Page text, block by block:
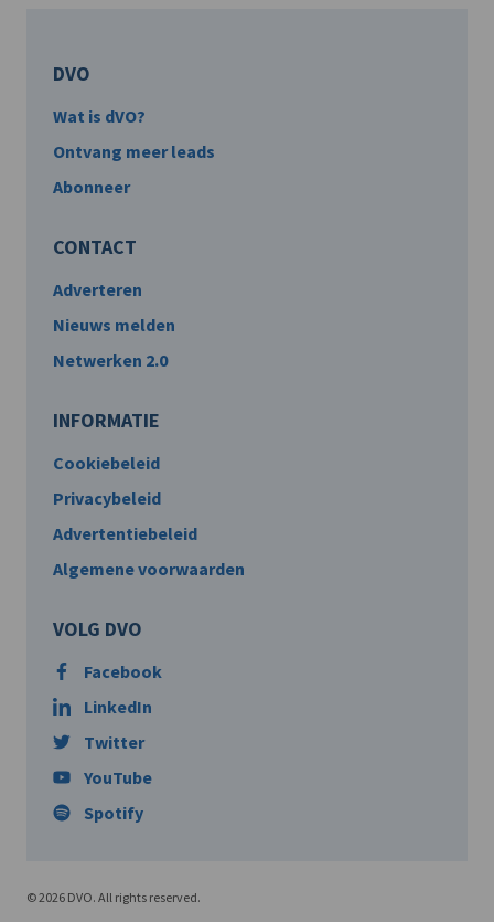
DVO
Wat is dVO?
Ontvang meer leads
Abonneer
CONTACT
Adverteren
Nieuws melden
Netwerken 2.0
INFORMATIE
Cookiebeleid
Privacybeleid
Advertentiebeleid
Algemene voorwaarden
VOLG DVO
Facebook
LinkedIn
Twitter
YouTube
Spotify
© 2026 DVO. All rights reserved.